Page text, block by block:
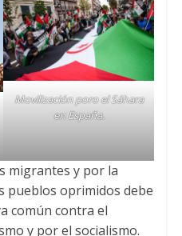
Movilización poro el Sáhara
en España.
migrantes y por la
pueblos oprimidos debe
común contra el
y por el socialismo.